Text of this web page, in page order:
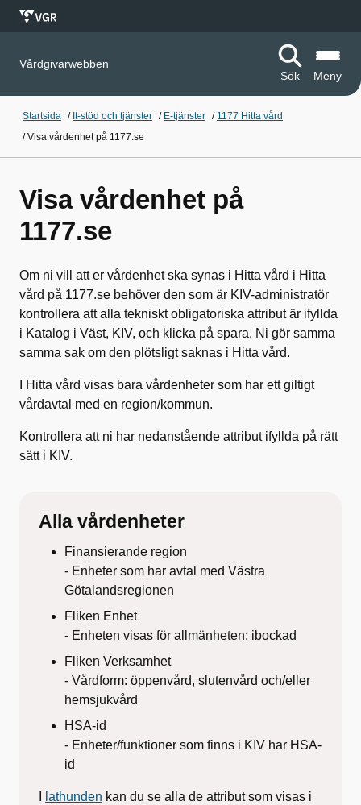
Vårdgivarwebben
Sök
Meny
Startsida / It-stöd och tjänster / E-tjänster / 1177 Hitta vård
/Visa vårdenhet på 1177.se
Visa vårdenhet på
1177.se
Om ni vill att er vårdenhet ska synas i Hitta vård i Hitta
vård på 1177.se behöver den som är KIV-administratör
kontrollera att alla tekniskt obligatoriska attribut är ifyllda
i Katalog i Väst, KIV, och klicka på spara. Ni gör samma
samma sak om den plötsligt saknas i Hitta vård.
I Hitta vård visas bara vårdenheter som har ett giltigt
vårdavtal med en region/kommun.
Kontrollera att ni har nedanstående attribut ifyllda på rätt
sätt i KIV.
Alla vårdenheter
Finansierande region
- Enheter som har avtal med Västra
Götalandsregionen
Fliken Enhet
- Enheten visas för allmänheten: ibockad
Fliken Verksamhet
- Vårdform: öppenvård, slutenvård och/eller
hemsjukvård
HSA-id
- Enheter/funktioner som finns i KIV har HSA-
id
lathunden kan du se alla de attribut som visas i